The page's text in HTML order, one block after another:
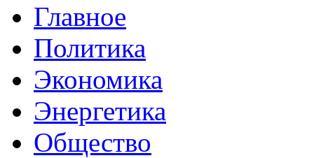
Главное
Политика
Экономика
Энергетика
Общество